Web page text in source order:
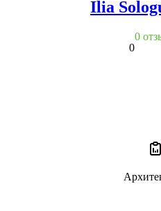
Ilia
0
0